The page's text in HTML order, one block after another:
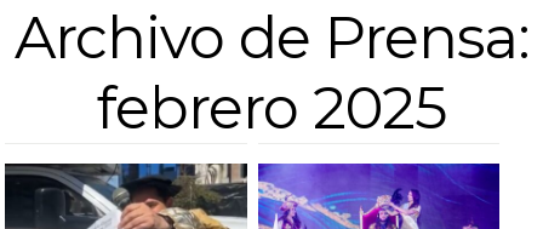
Archivo de Prensa:
febrero 2025